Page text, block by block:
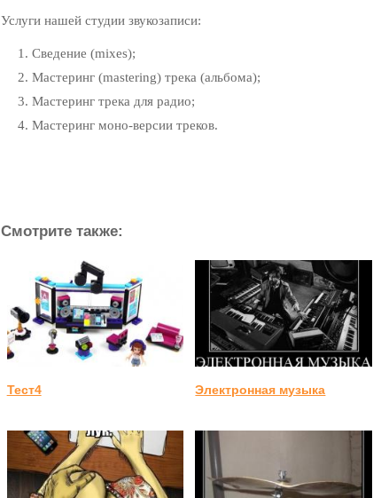
Услуги нашей студии звукозаписи:
Сведение (mixes);
Мастеринг (mastering) трека (альбома);
Мастеринг трека для радио;
Мастеринг моно-версии треков.
Смотрите также:
Тест4 Электронная музыка